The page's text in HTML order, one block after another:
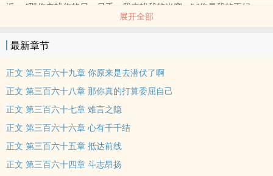
逅。 “那你去找你的另一只手，我来找我的米窖。” “你是我的王妃，
本王要牵的一定是你的手。”当所有的繁华与计谋一起隐去，他们还能
本站提示：各位书友要是觉得《妩动乾坤：摄政公主》还不错的话请
不要忘记向您QQ群和微博里的朋友推荐哦！
展开全部
最新章节
正文 第三百六十九章 你原来是去潜伏了啊
正文 第三百六十八章 那你真的打算委屈自己
正文 第三百六十七章 难言之隐
正文 第三百六十六章 心有千千结
正文 第三百六十五章 抵达前线
正文 第三百六十四章 斗志昂扬